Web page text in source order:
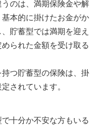
のは、満期保険金や解
本的に掛けたお金がか
貯蓄型では満期を迎え
られた金額を受け取る
つ貯蓄型の保険は、掛
されています。
十分か不安な方もいる